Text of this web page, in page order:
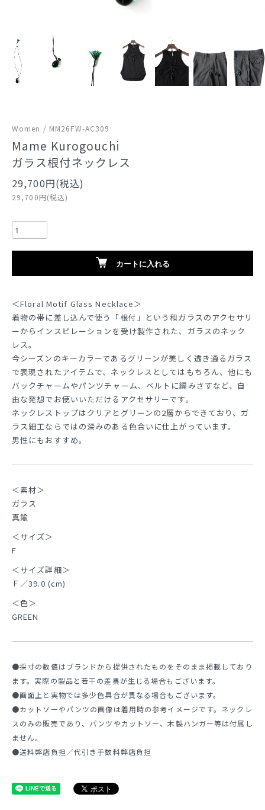
Women / MM26FW-AC309
Mame Kurogouchi
ガラス根付ネックレス
29,700円(税込)
29,700円(税込)
カートに入れる
＜Floral Motif Glass Necklace＞
着物の帯に差し込んで使う「根付」という和ガラスのアクセサリ
ーからインスピレーションを受け製作された、ガラスのネック
レス。
今シーズンのキーカラーであるグリーンが美しく透き通るガラス
で表現されたアイテムで、ネックレスとしてはもちろん、他にも
バックチャームやパンツチャーム、ベルトに編みさすなど、自
由な発想でお使いいただけるアクセサリーです。
ネックレストップはクリアとグリーンの2層からできており、ガ
ラス細工ならではの深みのある色合いに仕上がっています。
男性にもおすすめ。
＜素材＞
ガラス
真鍮
＜サイズ＞
F
＜サイズ詳細＞
Ｆ／39.0 (cm)
＜色＞
GREEN
●採寸の数値はブランドから提供されたものをそのまま掲載しており
ます。実際の製品と若干の差異が生じる場合もございます。
●画面上と実物では多少色具合が異なる場合もございます。
●カットソーやパンツの画像は着用時の参考イメージです。ネックレ
スのみの販売であり、パンツやカットソー、木製ハンガー等は付属し
ません。
●送料弊店負担／代引き手数料弊店負担